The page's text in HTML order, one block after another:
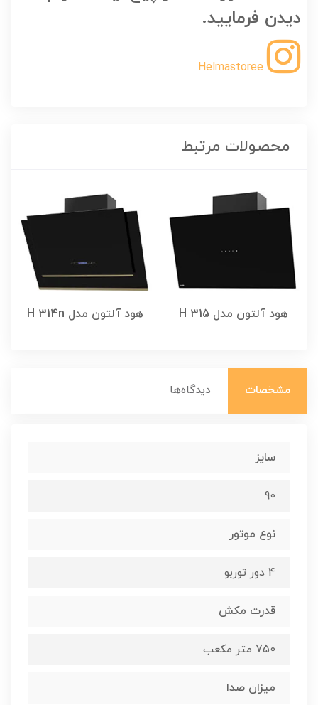
دیدن فرمایید.
Helmastoree
محصولات مرتبط
هود آلتون مدل H 315 هود آلتون مدل H 314n
مشخصات دیدگاه‌ها
سایز
90
نوع موتور
4 دور توربو
قدرت مکش
750 متر مکعب
میزان صدا